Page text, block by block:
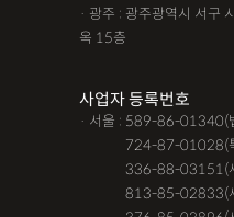
· 광주 : 광주광역시 서구
옥 15층
사업자 등록번호
· 서울 : 589-86-01340(
724-87-01028(
336-88-03151(
813-85-02833(